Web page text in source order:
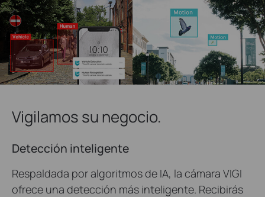
Vigilamos su negocio.
Detección inteligente
Respaldada por algoritmos de IA, la cámara VIGI
ofrece una detección más inteligente. Recibirás